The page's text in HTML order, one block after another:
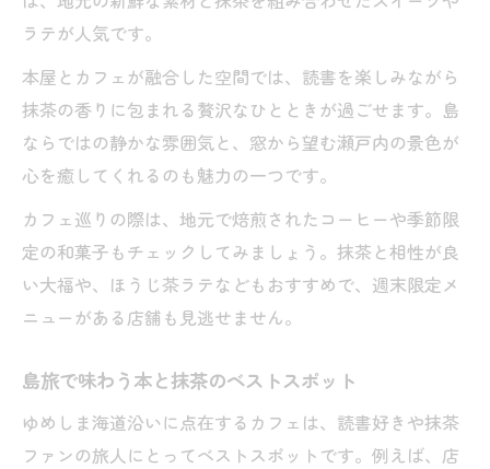
ラテが人気です。
本屋とカフェが融合した空間では、読書を楽しみながら
抹茶の香りに包まれる贅沢なひとときが過ごせます。島
ならではの静かな雰囲気と、窓から望む瀬戸内の景色が
心を癒してくれるのも魅力の一つです。
カフェ巡りの際は、地元で焙煎されたコーヒーや季節限
定の和菓子もチェックしてみましょう。抹茶と相性が良
い大福や、ほうじ茶ラテなどもおすすめで、週末限定メ
ニューがある店舗も見逃せません。
島旅で味わう本と抹茶のベストスポット
ゆめしま海道沿いに点在するカフェは、読書好きや抹茶
ファンの旅人にとってベストスポットです。例えば、店